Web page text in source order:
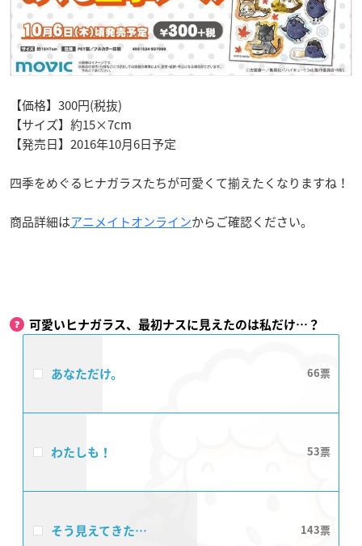
【価格】300円(税抜)
【サイズ】約15×7cm
【発売日】2016年10月6日予定
四季をめぐるヒナガラスたちが可愛くて揃えたくなりますね！
商品詳細はアニメイトオンラインからご確認ください。
可愛いヒナガラス、最初ナスに見えたのは私だけ…？
あなただけ。 66
わたしも！ 53
そう見えてきた… 143